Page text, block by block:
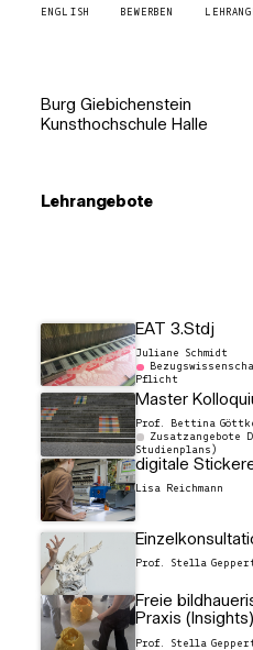
ENGLISH BEWERBEN
Burg Giebichenstein
Kunsthochschule Halle
Lehrangebote
EAT 3.Stdj
Juliane Schmidt
Pflicht
Master
Prof. Bettina
Zusatzangebote
Studienplans)
digitale
Lisa Reichmann
Prof. Stella
Freie
Praxis (Insights)
Prof. Stella